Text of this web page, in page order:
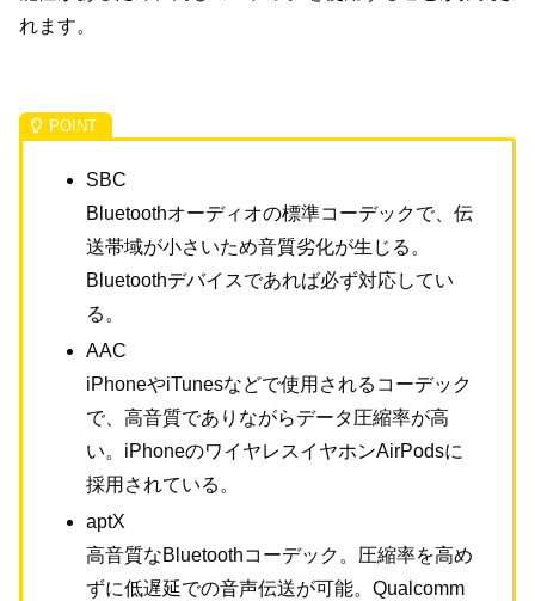
れます。
SBC
Bluetoothオーディオの標準コーデックで、伝
送帯域が小さいため音質劣化が生じる。
Bluetoothデバイスであれば必ず対応してい
る。
AAC
iPhoneやiTunesなどで使用されるコーデック
で、高音質でありながらデータ圧縮率が高
い。iPhoneのワイヤレスイヤホンAirPodsに
採用されている。
aptX
高音質なBluetoothコーデック。圧縮率を高め
ずに低遅延での音声伝送が可能。Qualcomm